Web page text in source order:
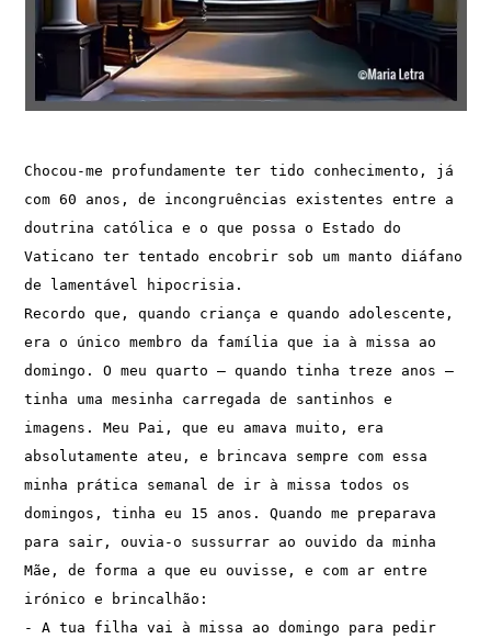
Chocou-me profundamente ter tido conhecimento, já
com 60 anos, de incongruências existentes entre a
doutrina católica e o que possa o Estado do
Vaticano ter tentado encobrir sob um manto diáfano
de lamentável hipocrisia.
Recordo que, quando criança e quando adolescente,
era o único membro da família que ia à missa ao
domingo. O meu quarto – quando tinha treze anos –
tinha uma mesinha carregada de santinhos e
imagens. Meu Pai, que eu amava muito, era
absolutamente ateu, e brincava sempre com essa
minha prática semanal de ir à missa todos os
domingos, tinha eu 15 anos. Quando me preparava
para sair, ouvia-o sussurrar ao ouvido da minha
Mãe, de forma a que eu ouvisse, e com ar entre
irónico e brincalhão:
- A tua filha vai à missa ao domingo para pedir